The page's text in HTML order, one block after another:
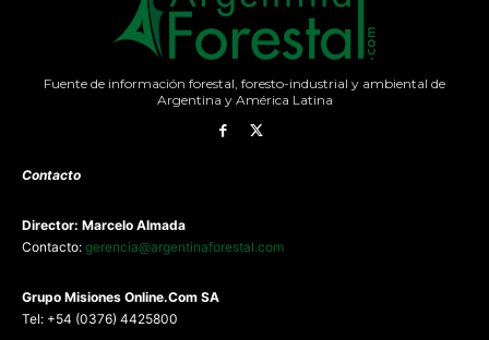
Fuente de información forestal, foresto-industrial y ambiental de
Argentina y América Latina
Contacto
Director: Marcelo Almada
Contacto: gerencia@argentinaforestal.com
Grupo Misiones Online.Com SA
Tel: +54 (0376) 4425800